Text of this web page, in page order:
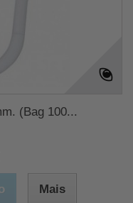
(Bag 100...
Mais